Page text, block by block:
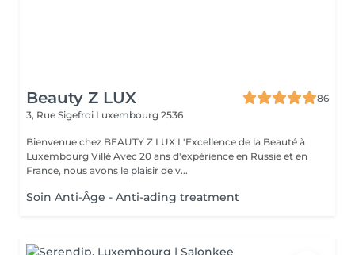
Beauty Z LUX
86
3, Rue Sigefroi Luxembourg 2536
Bienvenue chez BEAUTY Z LUX L'Excellence de la Beauté à
Luxembourg Villé Avec 20 ans d'expérience en Russie et en
France, nous avons le plaisir de v...
Soin Anti-Âge - Anti-ading treatment